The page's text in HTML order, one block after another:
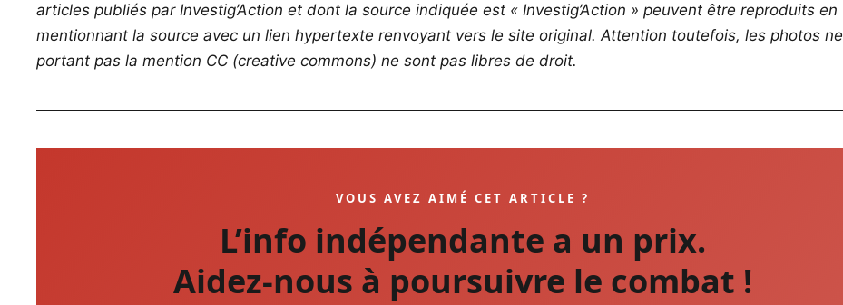
articles publiés par Investig’Action et dont la source indiquée est « Investig’Action » peuvent être reproduits en
mentionnant la source avec un lien hypertexte renvoyant vers le site original. Attention toutefois, les photos ne
portant pas la mention CC (creative commons) ne sont pas libres de droit.
VOUS AVEZ AIMÉ CET ARTICLE ?
L’info indépendante a un prix.
Aidez-nous à poursuivre le combat !